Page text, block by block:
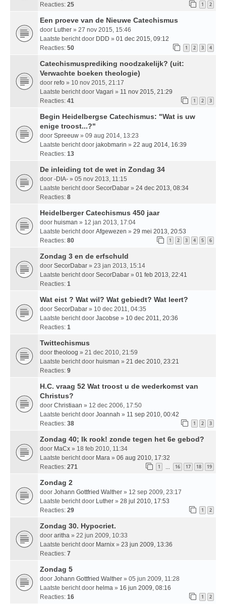
Reacties: 25 1 2
Een proeve van de Nieuwe Catechismus
door Luther » 27 nov 2015, 15:46
Laatste bericht door DDD » 01 dec 2015, 09:12
Reacties: 50 1 2 3 4
Catechismusprediking noodzakelijk? (uit:
Verwachte boeken theologie)
door refo » 10 nov 2015, 21:17
Laatste bericht door Vagari » 11 nov 2015, 21:29
Reacties: 41 1 2 3
Begin Heidelbergse Catechismus: "Wat is uw
enige troost...?"
door Spreeuw » 09 aug 2014, 13:23
Laatste bericht door jakobmarin » 22 aug 2014, 16:39
Reacties: 13
De inleiding tot de wet in Zondag 34
door -DIA- » 05 nov 2013, 11:15
Laatste bericht door SecorDabar » 24 dec 2013, 08:34
Reacties: 8
Heidelberger Catechismus 450 jaar
door huisman » 12 jan 2013, 17:04
Laatste bericht door Afgewezen » 29 mei 2013, 20:53
Reacties: 80 1 2 3 4 5 6
Zondag 3 en de erfschuld
door SecorDabar » 23 jan 2013, 15:14
Laatste bericht door SecorDabar » 01 feb 2013, 22:41
Reacties: 1
Wat eist ? Wat wil? Wat gebiedt? Wat leert?
door SecorDabar » 10 dec 2011, 04:35
Laatste bericht door Jacobse » 10 dec 2011, 20:36
Reacties: 1
Twittechismus
door theoloog » 21 dec 2010, 21:59
Laatste bericht door huisman » 21 dec 2010, 23:21
Reacties: 9
H.C. vraag 52 Wat troost u de wederkomst van
Christus?
door Christiaan » 12 dec 2006, 17:50
Laatste bericht door Joannah » 11 sep 2010, 00:42
Reacties: 38 1 2 3
Zondag 40; Ik rook! zonde tegen het 6e gebod?
door MaCx » 18 feb 2010, 11:34
Laatste bericht door Mara » 06 aug 2010, 17:32
Reacties: 271 1 … 16 17 18 19
Zondag 2
door Johann Gottfried Walther » 12 sep 2009, 23:17
Laatste bericht door Luther » 28 jul 2010, 17:53
Reacties: 29 1 2
Zondag 30. Hypocriet.
door aritha » 22 jun 2009, 10:33
Laatste bericht door Marnix » 23 jun 2009, 13:36
Reacties: 7
Zondag 5
door Johann Gottfried Walther » 05 jun 2009, 11:28
Laatste bericht door helma » 16 jun 2009, 08:16
Reacties: 16 1 2